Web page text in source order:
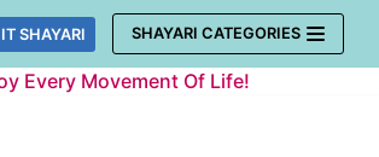
SHAYARI SHAYARI CATEGORIES
Every Movement Of Life!